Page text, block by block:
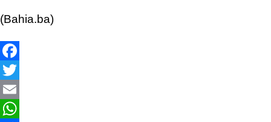
(Bahia.ba)
Facebook
Twitter
Email